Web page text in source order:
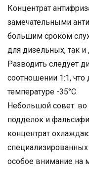
Концентрат
замечательными
большим сроком
для дизельных, так
Разводить следует
соотношении 1:1, что
температуре -35°С.
Небольшой совет:
подделок и
концентрат
специализированных
особое внимание на